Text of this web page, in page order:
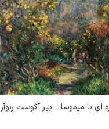
ای با میموسا – پیر آگوست رنوآر